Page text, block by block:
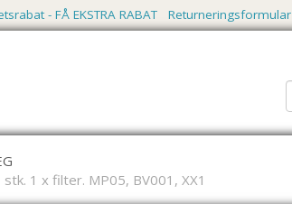
Returneringsformular
- FÅ EKSTRA RABAT
1 x filter. MP05, BV001, XX1